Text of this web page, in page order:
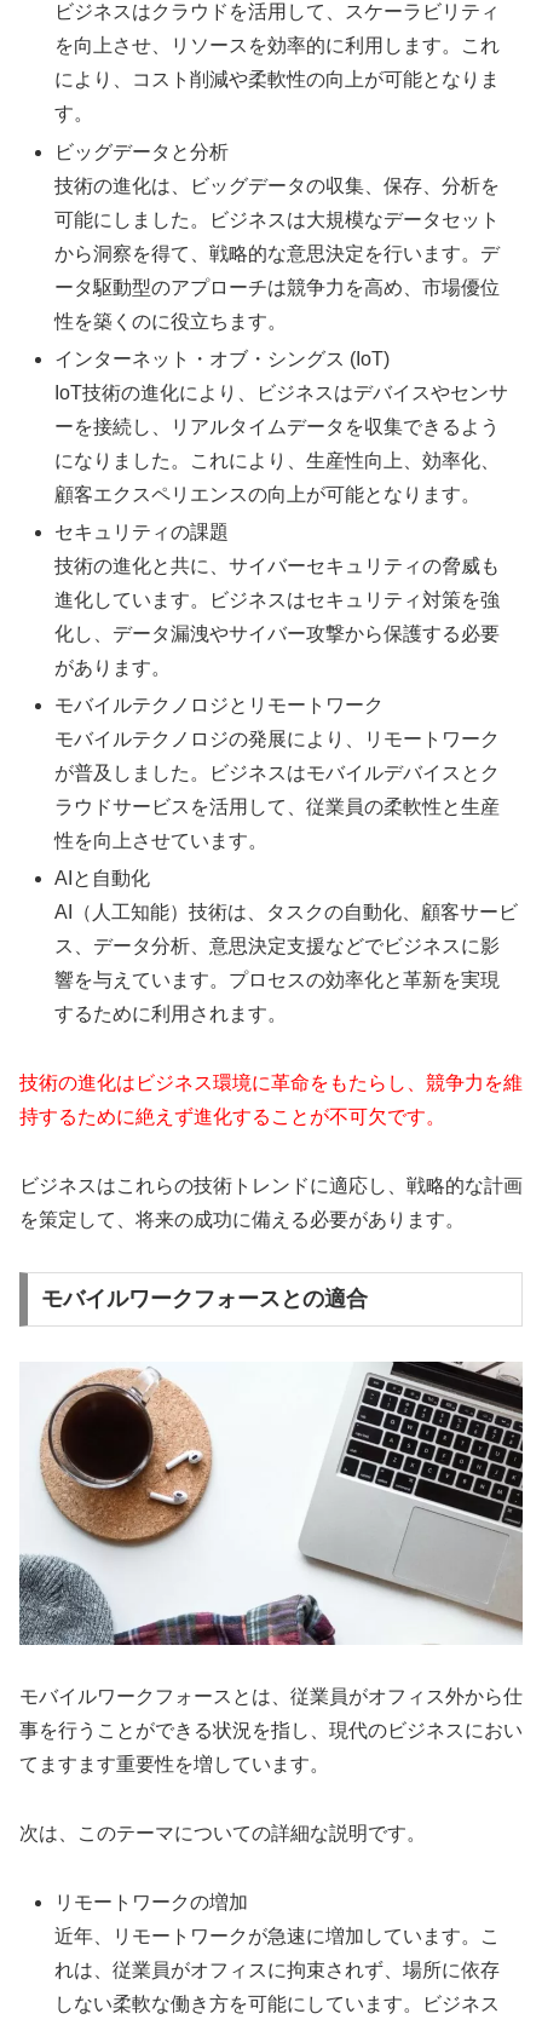
ビジネスはクラウドを活用して、スケーラビリティ
を向上させ、リソースを効率的に利用します。これ
により、コスト削減や柔軟性の向上が可能となりま
す。
ビッグデータと分析
技術の進化は、ビッグデータの収集、保存、分析を
可能にしました。ビジネスは大規模なデータセット
から洞察を得て、戦略的な意思決定を行います。デ
ータ駆動型のアプローチは競争力を高め、市場優位
性を築くのに役立ちます。
インターネット・オブ・シングス (IoT)
IoT技術の進化により、ビジネスはデバイスやセンサ
ーを接続し、リアルタイムデータを収集できるよう
になりました。これにより、生産性向上、効率化、
顧客エクスペリエンスの向上が可能となります。
セキュリティの課題
技術の進化と共に、サイバーセキュリティの脅威も
進化しています。ビジネスはセキュリティ対策を強
化し、データ漏洩やサイバー攻撃から保護する必要
があります。
モバイルテクノロジとリモートワーク
モバイルテクノロジの発展により、リモートワーク
が普及しました。ビジネスはモバイルデバイスとク
ラウドサービスを活用して、従業員の柔軟性と生産
性を向上させています。
AIと自動化
AI（人工知能）技術は、タスクの自動化、顧客サービ
ス、データ分析、意思決定支援などでビジネスに影
響を与えています。プロセスの効率化と革新を実現
するために利用されます。
技術の進化はビジネス環境に革命をもたらし、競争力を維
持するために絶えず進化することが不可欠です。
ビジネスはこれらの技術トレンドに適応し、戦略的な計画
を策定して、将来の成功に備える必要があります。
モバイルワークフォースとの適合
モバイルワークフォースとは、従業員がオフィス外から仕
事を行うことができる状況を指し、現代のビジネスにおい
てますます重要性を増しています。
次は、このテーマについての詳細な説明です。
リモートワークの増加
近年、リモートワークが急速に増加しています。こ
れは、従業員がオフィスに拘束されず、場所に依存
しない柔軟な働き方を可能にしています。ビジネス